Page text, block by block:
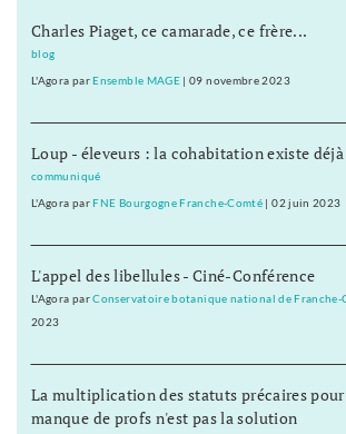
Charles Piaget, ce camarade, ce frère...
blog
L'Agora par Ensemble MAGE |09 novembre 2023
Loup - éleveurs : la cohabitation existe déjà
communiqué
L'Agora par FNE Bourgogne Franche-Comté |02 juin 2023
L'appel des libellules - Ciné-Conférence
L'Agora parConservatoire botanique national de Franche-
2023
La multiplication des statuts précaires
manque de profs n'est pas la solution